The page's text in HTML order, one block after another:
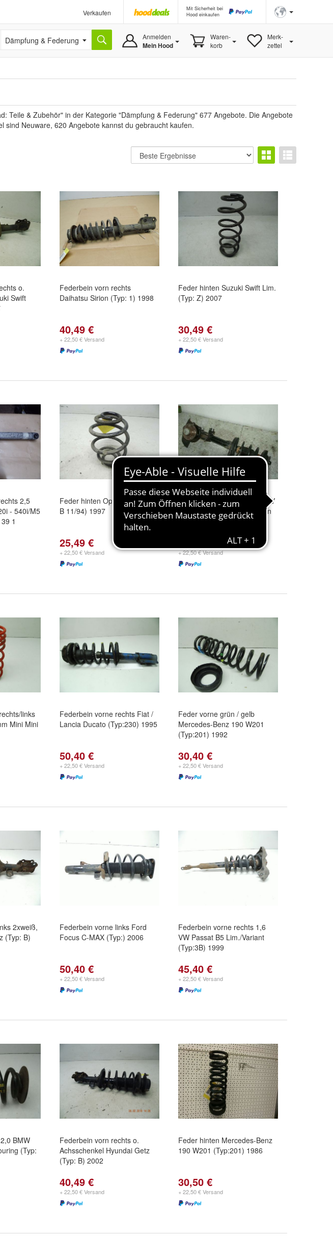
Verkaufen
Mit Sicherheit bei
Hood einkaufen
Dämpfung & Federung Anmelden
Mein Hood
Waren-
korb
Merk-
zettel
Teile & Zubehör" in der Kategorie "Dämpfung & Federung" 677 Angebote. Die Angebote
Neuware, 620 Angebote kannst du gebraucht kaufen.
o.
Swift
Federbein vorn rechts
Daihatsu Sirion (Typ: 1) 1998
40,49 €
+ 22,50 € Versand
Feder hinten Suzuki Swift Lim.
(Typ: Z) 2007
30,49 €
+ 22,50 € Versand
2,5
- 540i/M5
1
Feder hinten Opel Tigra (Typ:
B 11/94) 1997
25,49 €
+ 22,50 € Versand
Federbein vorne links 2,0 16V
Opel Omega B Lim./Caravan
(Typ: B 04/94) 1997
+ 22,50 € Versand
links
Mini Mini
Federbein vorne rechts Fiat /
Lancia Ducato (Typ:230) 1995
50,40 €
+ 22,50 € Versand
Feder vorne grün / gelb
Mercedes-Benz 190 W201
(Typ:201) 1992
30,40 €
+ 22,50 € Versand
2xweiß,
(Typ: B)
Federbein vorne links Ford
Focus C-MAX (Typ:) 2006
50,40 €
+ 22,50 € Versand
Federbein vorne rechts 1,6
VW Passat B5 Lim./Variant
(Typ:3B) 1999
45,40 €
+ 22,50 € Versand
BMW
(Typ:
Federbein vorn rechts o.
Achsschenkel Hyundai Getz
(Typ: B) 2002
40,49 €
+ 22,50 € Versand
Feder hinten Mercedes-Benz
190 W201 (Typ:201) 1986
30,50 €
+ 22,50 € Versand